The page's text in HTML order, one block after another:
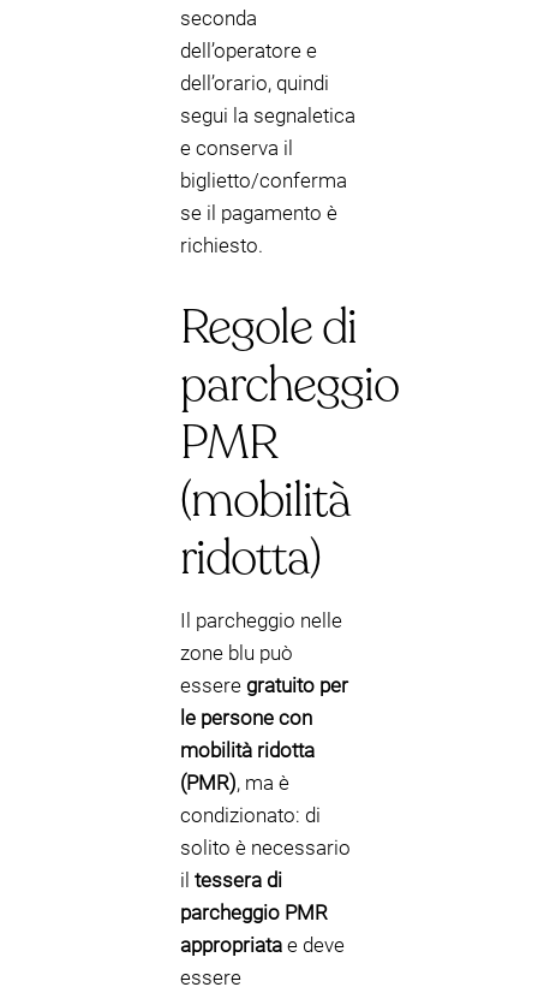
seconda
dell’operatore e
dell’orario, quindi
segui la segnaletica
e conserva il
biglietto/conferma
se il pagamento è
richiesto.
Regole di
parcheggio
PMR
(mobilità
ridotta)
Il parcheggio nelle
zone blu può
essere gratuito per
le persone con
mobilità ridotta
(PMR), ma è
condizionato: di
solito è necessario
il tessera di
parcheggio PMR
appropriata e deve
essere